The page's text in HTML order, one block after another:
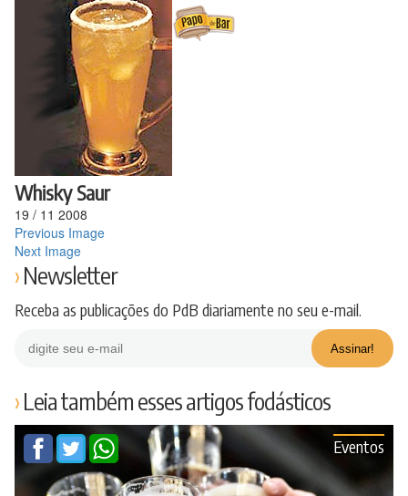
Whisky Saur
19 / 11 2008
Previous Image
Next Image
Newsletter
Receba as publicações do PdB diariamente no seu e-mail.
Leia também esses artigos fodásticos
Eventos